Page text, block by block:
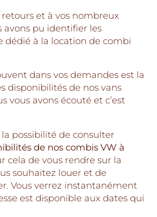
et à vos nombreux
avons pu identifier les
dédié à la location de combi
dans vos demandes est la
disponibilités de nos vans
vous avons écouté et c’est
possibilité de consulter
de nos combis VW à
cela de vous rendre sur la
souhaitez louer et de
Vous verrez instantanément
est disponible aux dates qui